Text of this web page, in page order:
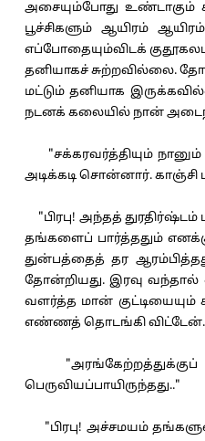
அசையும்போது உண்டாகும்
பூச்சிகளும் ஆயிரம்
எப்போதையும்விடக்
தனியாகச் சுற்றவில்லை.
மட்டும் தனியாக
நடனக் கலையில் நான்
"சக்கரவர்த்தியும்
அடிக்கடி சொன்னார்.
"பிரபு! அந்தத்
தங்களைப் பார்த்ததும்
துன்பத்தைத் தர
தோன்றியது. இரவு வந்தால்
வளர்த்த மான்
எண்ணத் தொடங்கி விட்டேன்...
"அரங்கேற்றத்துக்குப்
பெருவியப்பாயிருந்தது.."
"பிரபு! அச்சமயம்